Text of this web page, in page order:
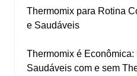
Thermomix para Rotina
e Saudáveis
Thermomix é
Saudáveis com e sem